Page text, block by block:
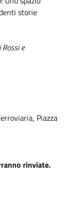
storie
e
Piazza
rinviate.